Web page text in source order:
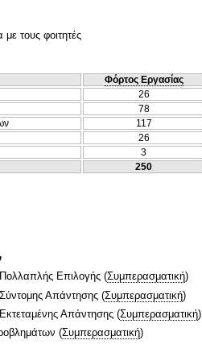
τους φοιτητές
Φόρτος Εργασίας
26
78
117
26
3
250
Επιλογής (Συμπερασματική)
Απάντησης (Συμπερασματική)
Απάντησης (Συμπερασματική)
(Συμπερασματική)